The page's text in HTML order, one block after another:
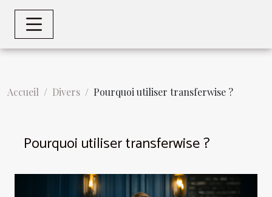
Accueil Divers Pourquoi utiliser transferwise ?
Pourquoi utiliser transferwise ?